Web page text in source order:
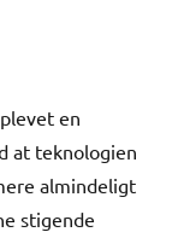
en
at teknologien
almindeligt
stigende